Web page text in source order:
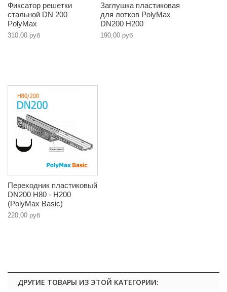
Фиксатор решетки
стальной DN 200
PolyMax
310,00 руб
Заглушка пластиковая
для лотков PolyMax
DN200 H200
190,00 руб
Переходник пластиковый
DN200 H80 - Н200
(PolyMax Basic)
220,00 руб
ДРУГИЕ ТОВАРЫ ИЗ ЭТОЙ КАТЕГОРИИ: